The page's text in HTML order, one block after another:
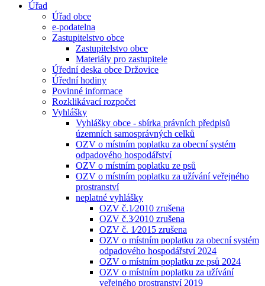
Úřad
Úřad obce
e-podatelna
Zastupitelstvo obce
Zastupitelstvo obce
Materiály pro zastupitele
Úřední deska obce Držovice
Úřední hodiny
Povinné informace
Rozklikávací rozpočet
Vyhlášky
Vyhlášky obce - sbírka právních předpisů
územních samosprávných celků
OZV o místním poplatku za obecní systém
odpadového hospodářství
OZV o místním poplatku ze psů
OZV o místním poplatku za užívání veřejného
prostranství
neplatné vyhlášky
OZV č.1⁄2010 zrušena
OZV č.3⁄2010 zrušena
OZV č. 1⁄2015 zrušena
OZV o místním poplatku za obecní systém
odpadového hospodářství 2024
OZV o místním poplatku ze psů 2024
OZV o místním poplatku za užívání
veřejného prostranství 2019